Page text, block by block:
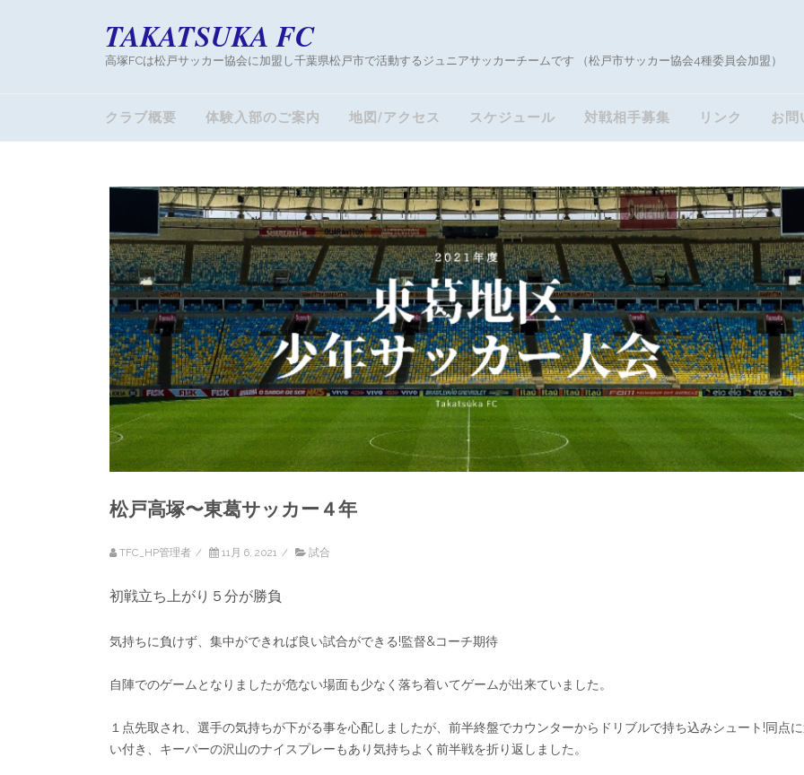
TAKATSUKA FC
高塚FCは松戸サッカー協会に加盟し千葉県松戸市で活動するジュニアサッカーチームです （松戸市サッカー協会4種委員会加盟）
クラブ概要 体験入部のご案内 地図/アクセス スケジュール 対戦相手募集 リンク お問
松戸高塚〜東葛サッカー４年
TFC_HP管理者 / 11月 6, 2021 / 試合
初戦立ち上がり５分が勝負
気持ちに負けず、集中ができれば良い試合ができる!監督&コーチ期待
自陣でのゲームとなりましたが危ない場面も少なく落ち着いてゲームが出来ていました。
１点先取され、選手の気持ちが下がる事を心配しましたが、前半終盤でカウンターからドリブルで持ち込みシュート!同点
い付き、キーパーの沢山のナイスプレーもあり気持ちよく前半戦を折り返しました。